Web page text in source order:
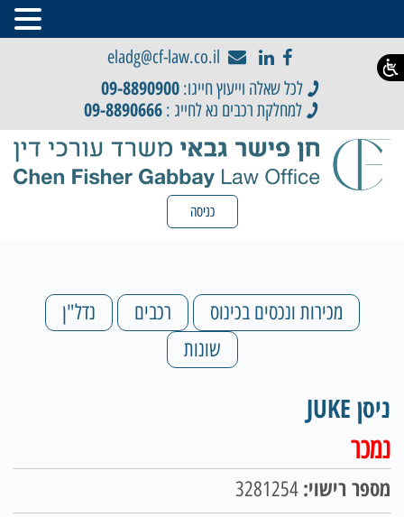
eladg@cf-law.co.il
לכל שאלה וייעוץ חייגו: 09-8890900
למחלקת רכבים נא לחייג : 09-8890666
כניסה
מכירות ונכסים בכינוס רכבים
נדל"ן
שונות
ניסן JUKE
נמכר
מספר רישוי: